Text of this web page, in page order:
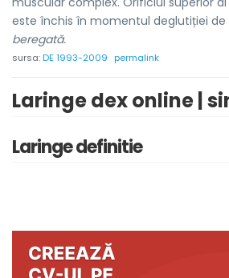
este închis în momentul deglutiției de
beregată.
sursa:DE 1993-2009 permalink
Laringe dex online |
Laringe definitie